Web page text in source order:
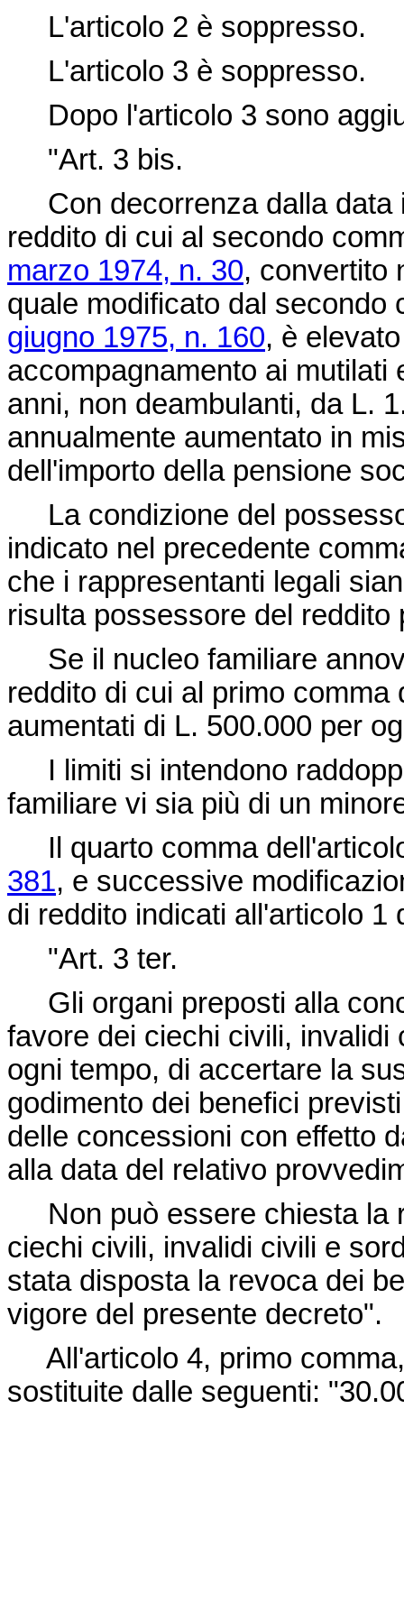
L'articolo 2 è soppresso.
L'articolo 3 è soppresso.
Dopo l'articolo 3 sono
"Art. 3 bis.
Con decorrenza dalla data
reddito di cui al secondo
marzo 1974, n. 30, convertito
quale modificato dal
giugno 1975, n. 160, è
accompagnamento ai mutilati
anni, non deambulanti, da L.
annualmente aumentato in
dell'importo della pensione
La condizione del
indicato nel precedente
che i rappresentanti legali
risulta possessore del reddito
Se il nucleo familiare
reddito di cui al primo
aumentati di L. 500.000 per
I limiti si intendono
familiare vi sia più di un
Il quarto comma
381, e successive
di reddito indicati all'articolo 1
"Art. 3 ter.
Gli organi preposti alla
favore dei ciechi civili,
ogni tempo, di accertare la
godimento dei benefici
delle concessioni con effetto
alla data del relativo
Non può essere chiesta la
ciechi civili, invalidi civili e
stata disposta la revoca dei
vigore del presente decreto".
All'articolo 4, primo
sostituite dalle seguenti: